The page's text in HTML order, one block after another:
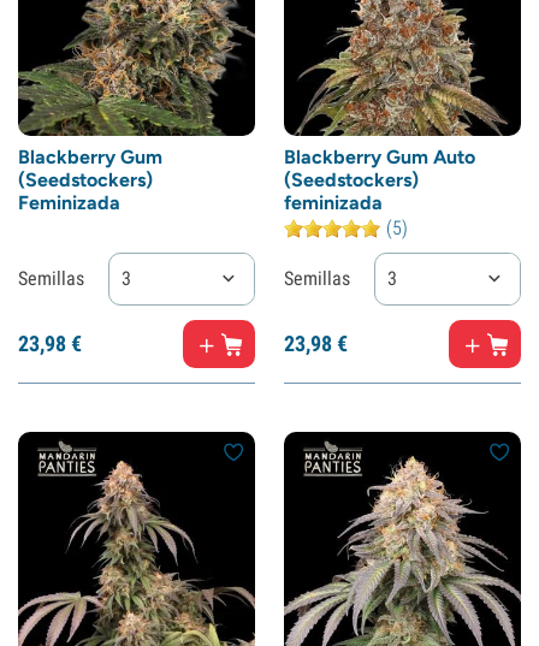
Blackberry Gum
(Seedstockers)
Feminizada
Semillas 3
23,98€
Blackberry Gum Auto
(Seedstockers)
feminizada
(5)
Semillas 3
23,98€